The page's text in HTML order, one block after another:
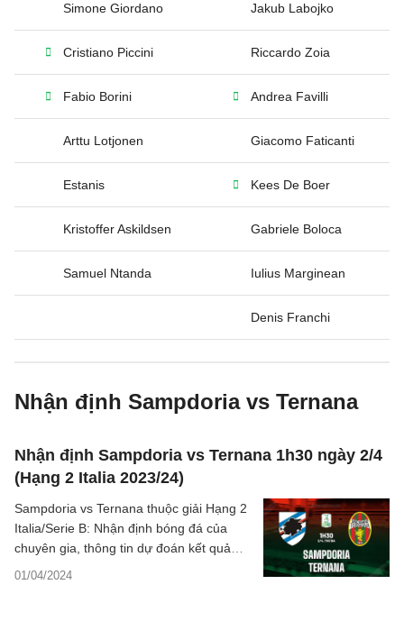
Simone Giordano Jakub Labojko
Cristiano Piccini Riccardo Zoia
Fabio Borini Andrea Favilli
Arttu Lotjonen Giacomo Faticanti
Estanis Kees De Boer
Kristoffer Askildsen Gabriele Boloca
Samuel Ntanda Iulius Marginean
Denis Franchi
Nhận định Sampdoria vs Ternana
Nhận định Sampdoria vs Ternana 1h30 ngày 2/4
(Hạng 2 Italia 2023/24)
01/04/2024
Sampdoria vs Ternana thuộc giải Hạng 2
Italia/Serie B: Nhận định bóng đá của
chuyên gia, thông tin dự đoán kết quả
trận đấu, thống kê phong độ hai đội.